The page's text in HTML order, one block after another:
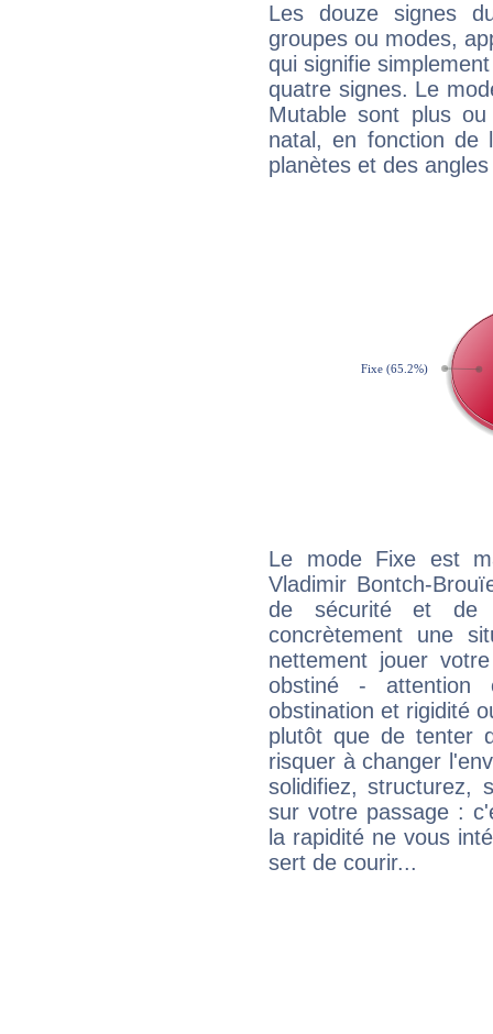
Les douze signes
groupes ou modes,
qui signifie
quatre signes. Le
Mutable sont plus
natal, en fonction de
planètes et des
Le mode Fixe est
Vladimir Bontch-
de sécurité et de
concrètement une
nettement jouer
obstiné - attention
obstination et rigidité
plutôt que de tenter
risquer à changer
solidifiez, structurez,
sur votre passage :
la rapidité ne vous
sert de courir...